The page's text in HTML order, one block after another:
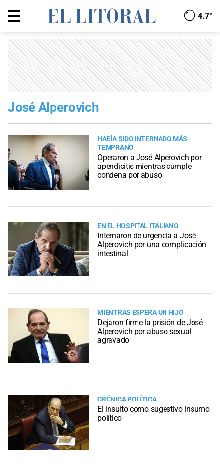
4.7°
José Alperovich
HABÍA SIDO INTERNADO MÁS
TEMPRANO
Operaron a José Alperovich por
apendicitis mientras cumple
condena por abuso
EN EL HOSPITAL ITALIANO
Internaron de urgencia a José
Alperovich por una complicación
intestinal
MIENTRAS ESPERA UN HIJO
Dejaron firme la prisión de José
Alperovich por abuso sexual
agravado
CRÓNICA POLÍTICA
El insulto como sugestivo insumo
político